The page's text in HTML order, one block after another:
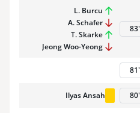
L. Burcu
A. Schafer
T. Skarke
Jeong Woo-Yeong
83'
81'
Ilyas Ansah 80'